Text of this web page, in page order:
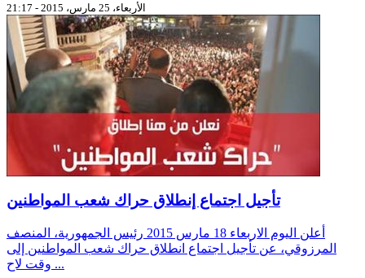
الأربعاء، 25 مارس، 2015 - 21:17
تأجيل اجتماع إنطلاق حراك شعب المواطنين
أعلن اليوم الاربعاء 18 مارس 2015 رئيس الجمهورية، المنصف
المرزوقي، عن تأجيل اجتماع انطلاق حراك شعب المواطنين إلى
وقت لاح ...